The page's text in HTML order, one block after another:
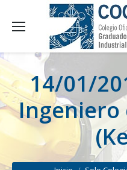
14/01/
Ingeniero
You are here: